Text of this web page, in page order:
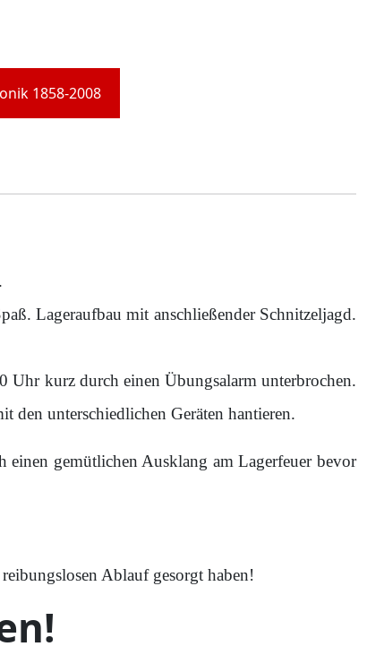
1858-2008
Lageraufbau mit anschließender Schnitzeljagd.
Uhr kurz durch einen Übungsalarm unterbrochen.
den unterschiedlichen Geräten hantieren.
einen gemütlichen Ausklang am Lagerfeuer bevor
Ablauf gesorgt haben!